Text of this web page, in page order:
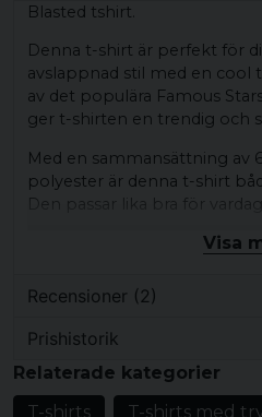
Blasted tshirt.
Denna t-shirt är perfekt för
avslappnad stil med en cool
av det populära Famous
ger t-shirten en trendig och
Med en sammansättning av
polyester är denna t-shirt
Den passar lika bra för
bekväm känsla hela dagen.
Kön: Herr
Material: 60 % bomull,
Visa
Recensioner (2)
för 4 år sedan
Prishistorik
Relaterade kategorier
T-shirts
T-shirts med